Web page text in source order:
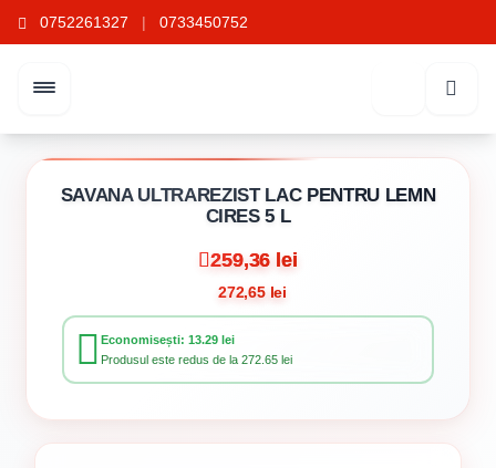
0752261327 | 0733450752
SAVANA ULTRAREZIST LAC PENTRU LEMN
CIRES 5 L
259,36 lei
272,65 lei
Economisești: 13.29 lei
Produsul este redus de la 272.65 lei